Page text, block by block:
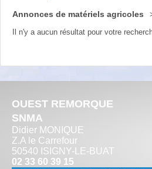
Annonces de matériels agricoles
Il n'y a aucun résultat pour votre
OUEST REMORQUE
SNMA
Didier MONIQUE
Z.A le Carrefour
50540 ISIGNY-LE-BUAT
02 33 60 39 15